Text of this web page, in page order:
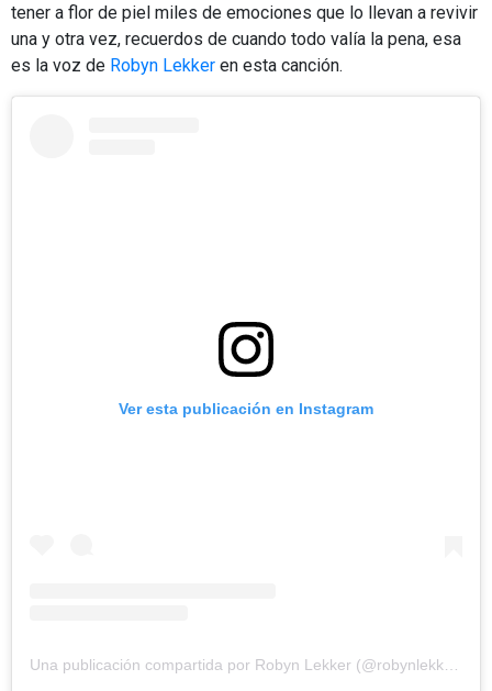
tener a flor de piel miles de emociones que lo llevan a revivir
una y otra vez, recuerdos de cuando todo valía la pena, esa
es la voz de Robyn Lekker en esta canción.
Ver esta publicación en Instagram
Una publicación compartida por Robyn Lekker (@robynlekker)